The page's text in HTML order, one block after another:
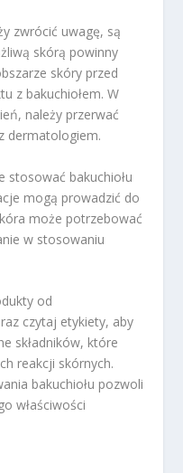
zwrócić uwagę, są
skórą powinny
skóry przed
z bakuchiołem. W
należy przerwać
dermatologiem.
stosować bakuchiołu
mogą prowadzić do
może potrzebować
w stosowaniu
od
czytaj etykiety, aby
składników, które
reakcji skórnych.
bakuchiołu pozwoli
właściwości